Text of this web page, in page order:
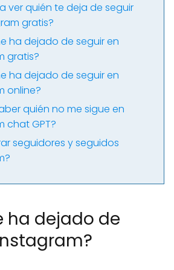
ver quién te deja de seguir
gratis?
ha dejado de seguir en
gratis?
ha dejado de seguir en
online?
quién no me sigue en
chat GPT?
seguidores y seguidos
ha dejado de